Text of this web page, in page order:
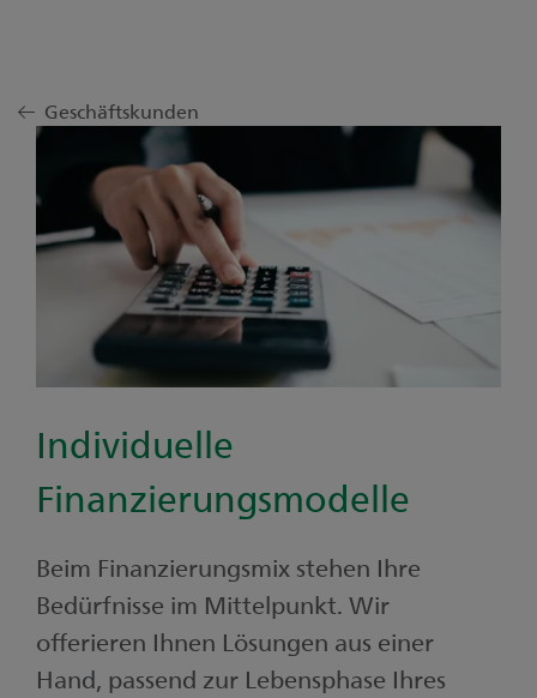
Geschäftskunden
Individuelle
Finanzierungsmodelle
Beim Finanzierungsmix stehen Ihre
Bedürfnisse im Mittelpunkt. Wir
offerieren Ihnen Lösungen aus einer
Hand, passend zur Lebensphase Ihres